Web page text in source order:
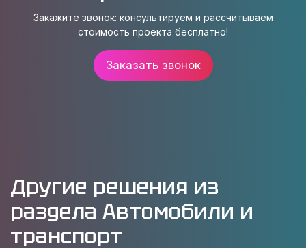
Закажите звонок: консультируем и рассчитываем
стоимость проекта бесплатно!
Заказать звонок
Другие решения из
раздела Автомобили и
транспорт